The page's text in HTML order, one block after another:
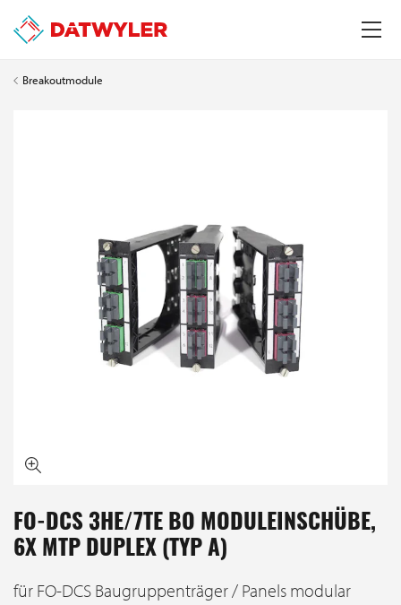
Breakoutmodule
FO-DCS 3HE/7TE BO MODULEINSCHÜBE,
6X MTP DUPLEX (TYP A)
für FO-DCS Baugruppenträger / Panels modular